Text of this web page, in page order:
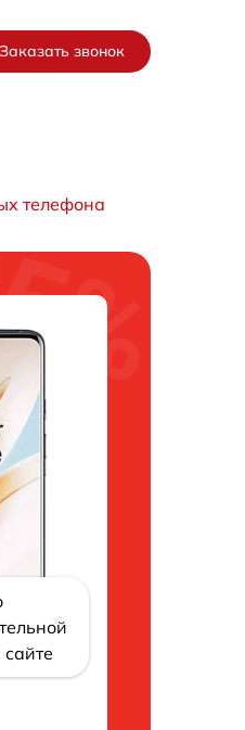
Заказать звонок
телефона